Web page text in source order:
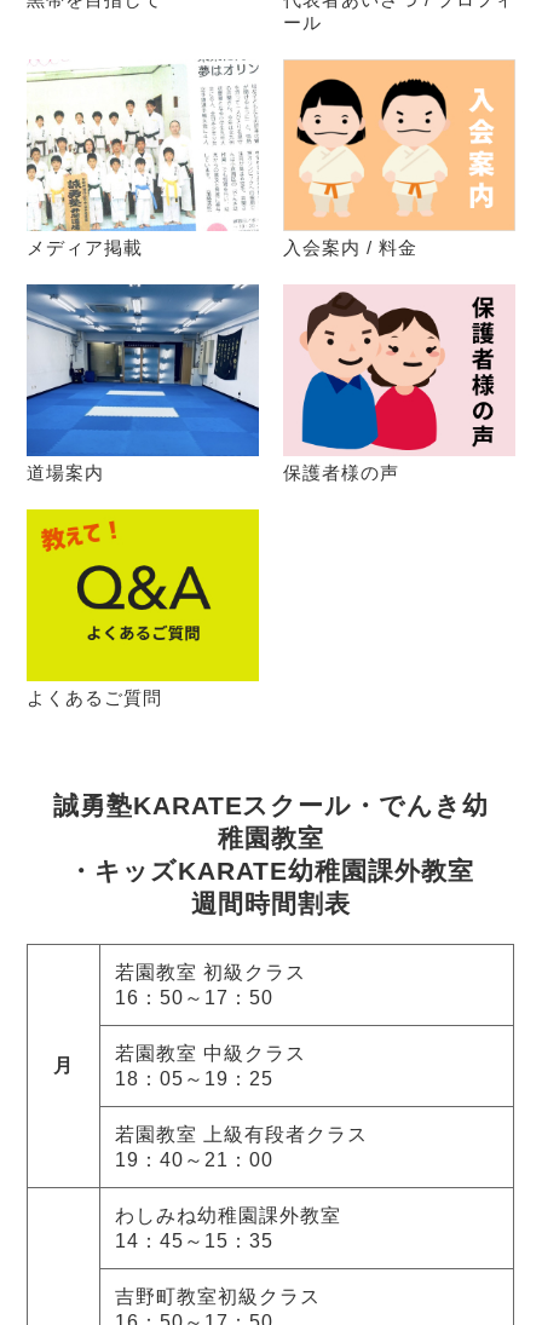
ール
メディア掲載 入会案内 / 料金
道場案内 保護者様の声
よくあるご質問
誠勇塾KARATEスクール・でんき幼
稚園教室
・キッズKARATE幼稚園課外教室
週間時間割表
月
若園教室 初級クラス
16：50～17：50
若園教室 中級クラス
18：05～19：25
若園教室 上級有段者クラス
19：40～21：00
わしみね幼稚園課外教室
14：45～15：35
吉野町教室初級クラス